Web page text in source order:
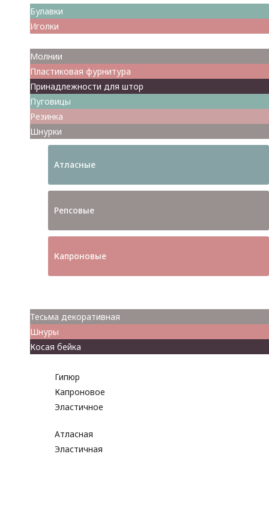
Булавки
Иголки
Молнии
Пластиковая фурнитура
Принадлежности для штор
Пуговицы
Резинка
Шнурки
Атласные
Репсовые
Капроновые
Тесьма декоративная
Шнуры
Косая бейка
Гипюр
Капроновое
Эластичное
Атласная
Эластичная